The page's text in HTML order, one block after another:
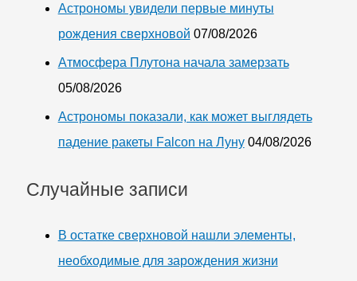
Астрономы увидели первые минуты
рождения сверхновой 07/08/2026
Атмосфера Плутона начала замерзать
05/08/2026
Астрономы показали, как может выглядеть
падение ракеты Falcon на Луну 04/08/2026
Случайные записи
В остатке сверхновой нашли элементы,
необходимые для зарождения жизни